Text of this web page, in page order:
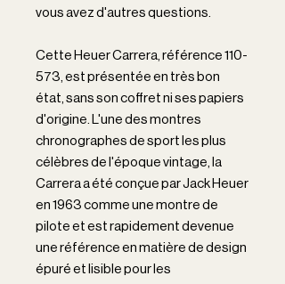
vous avez d'autres questions.
Cette Heuer Carrera, référence 110-
573, est présentée en très bon
état, sans son coffret ni ses papiers
d'origine. L'une des montres
chronographes de sport les plus
célèbres de l'époque vintage, la
Carrera a été conçue par Jack Heuer
en 1963 comme une montre de
pilote et est rapidement devenue
une référence en matière de design
épuré et lisible pour les